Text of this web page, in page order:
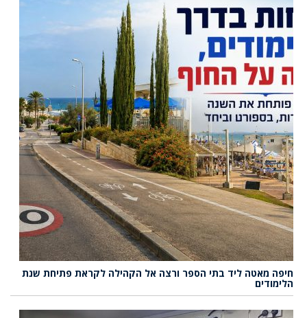
חיפה מאטה ליד בתי הספר ורצה אל הקהילה לקראת פתיחת שנת
הלימודים